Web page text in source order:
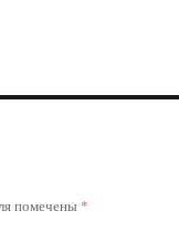
помечены *